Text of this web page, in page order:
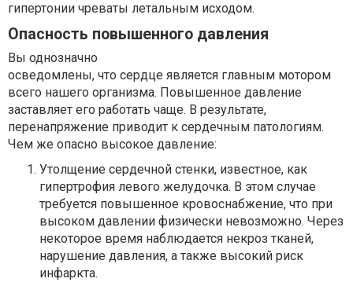
гипертонии чреваты летальным исходом.
Опасность повышенного давления
Вы однозначно
осведомлены, что сердце является главным мотором
всего нашего организма. Повышенное давление
заставляет его работать чаще. В результате,
перенапряжение приводит к сердечным патологиям.
Чем же опасно высокое давление:
Утолщение сердечной стенки, известное, как
гипертрофия левого желудочка. В этом случае
требуется повышенное кровоснабжение, что при
высоком давлении физически невозможно. Через
некоторое время наблюдается некроз тканей,
нарушение давления, а также высокий риск
инфаркта.